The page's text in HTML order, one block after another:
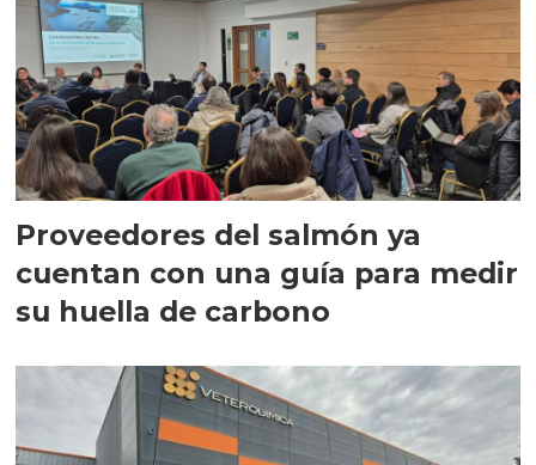
Proveedores del salmón ya
cuentan con una guía para medir
su huella de carbono